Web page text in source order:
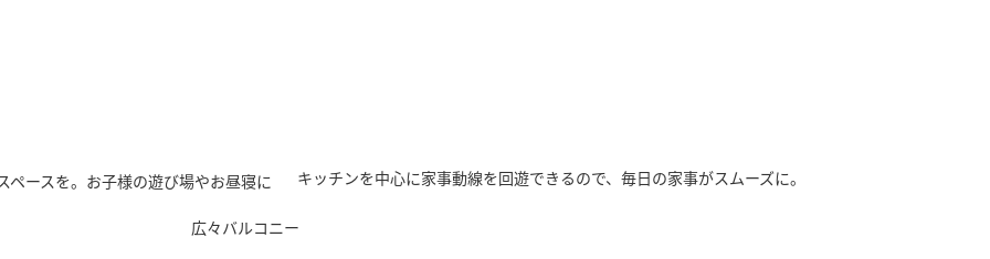
ースを。お子様の遊び場やお昼寝に
キッチンを中心に家事動線を回遊できるので、毎日の家事がスムーズに。
広々バルコニー